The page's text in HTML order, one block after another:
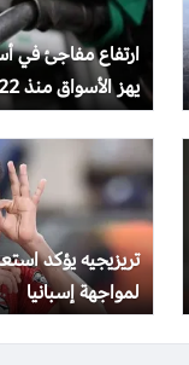
ارتفاع مفاجئ في
يهز الأسواق منذ 2022
تريزيجيه يؤكد
لمواجهة إسبانيا